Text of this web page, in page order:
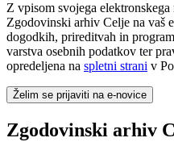
Z vpisom svojega elektronskega
Zgodovinski arhiv Celje na vaš
dogodkih, prireditvah in
varstva osebnih podatkov ter
opredeljena na spletni strani v
Želim se prijaviti na e-novice
Zgodovinski arhiv